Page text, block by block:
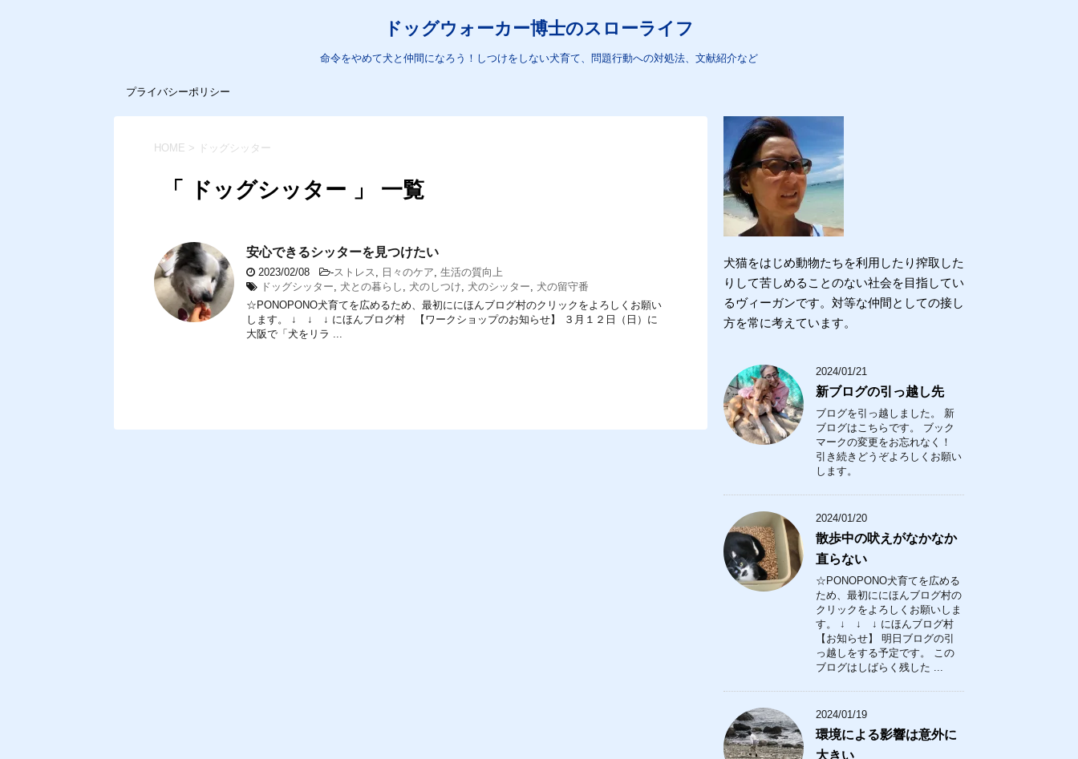
ドッグウォーカー博士のスローライフ
命令をやめて犬と仲間になろう！しつけをしない犬育て、問題行動への対処法、文献紹介など
プライバシーポリシー
HOME > ドッグシッター
「 ドッグシッター 」 一覧
安心できるシッターを見つけたい
2023/02/08 -ストレス , 日々のケア, 生活の質向上
ドッグシッター, 犬との暮らし , 犬のしつけ, 犬のシッター, 犬の留守番
☆PONOPONO犬育てを広めるため、最初ににほんブログ村のクリックをよろしくお願い
します。 ↓ ↓ ↓ にほんブログ村 【ワークショップのお知らせ】 ３月１２日（日）に
大阪で「犬をリラ ...
犬猫をはじめ動物たちを利用したり搾取した
りして苦しめることのない社会を目指してい
るヴィーガンです。対等な仲間としての接し
方を常に考えています。
2024/01/21
新ブログの引っ越し先
ブログを引っ越しました。 新
ブログはこちらです。 ブック
マークの変更をお忘れなく！
引き続きどうぞよろしくお願い
します。
2024/01/20
散歩中の吠えがなかなか
直らない
☆PONOPONO犬育てを広める
ため、最初ににほんブログ村の
クリックをよろしくお願いしま
す。 ↓ ↓ ↓ にほんブログ村
【お知らせ】 明日ブログの引
っ越しをする予定です。 この
ブログはしばらく残した ...
2024/01/19
環境による影響は意外に
大きい